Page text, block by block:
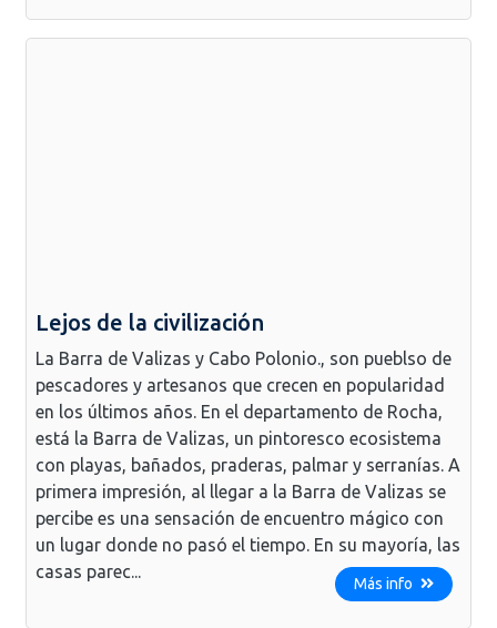
Lejos de la civilización
La Barra de Valizas y Cabo Polonio., son pueblso de
pescadores y artesanos que crecen en popularidad
en los últimos años. En el departamento de Rocha,
está la Barra de Valizas, un pintoresco ecosistema
con playas, bañados, praderas, palmar y serranías. A
primera impresión, al llegar a la Barra de Valizas se
percibe es una sensación de encuentro mágico con
un lugar donde no pasó el tiempo. En su mayoría, las
casas parec...
Más info